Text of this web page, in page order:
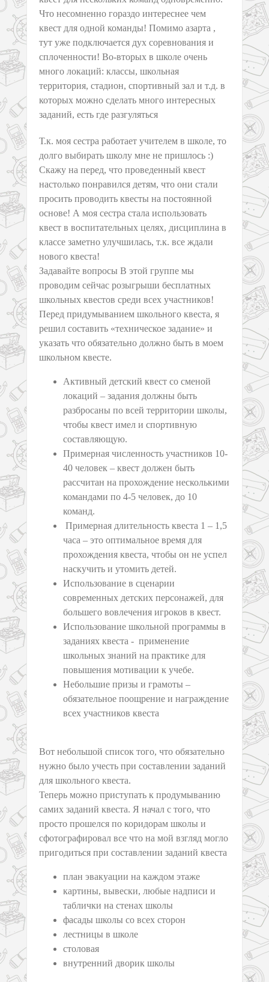
Что несомненно гораздо интереснее чем
квест для одной команды! Помимо азарта ,
тут уже подключается дух соревнования и
сплоченности! Во-вторых в школе очень
много локаций: классы, школьная
территория, стадион, спортивный зал и т.д. в
которых можно сделать много интересных
заданий, есть где разгуляться
Т.к. моя сестра работает учителем в школе, то
долго выбирать школу мне не пришлось :)
Скажу на перед, что проведенный квест
настолько понравился детям, что они стали
просить проводить квесты на постоянной
основе! А моя сестра стала использовать
квест в воспитательных целях, дисциплина в
классе заметно улучшилась, т.к. все ждали
нового квеста!
Задавайте вопросы В этой группе мы
проводим сейчас розыгрыши бесплатных
школьных квестов среди всех участников!
Перед придумыванием школьного квеста, я
решил составить «техническое задание» и
указать что обязательно должно быть в моем
школьном квесте.
Активный детский квест со сменой
локаций – задания должны быть
разбросаны по всей территории школы,
чтобы квест имел и спортивную
составляющую.
Примерная численность участников 10-
40 человек – квест должен быть
рассчитан на прохождение несколькими
командами по 4-5 человек, до 10
команд.
Примерная длительность квеста 1 – 1,5
часа – это оптимальное время для
прохождения квеста, чтобы он не успел
наскучить и утомить детей.
Использование в сценарии
современных детских персонажей, для
большего вовлечения игроков в квест.
Использование школьной программы в
заданиях квеста - применение
школьных знаний на практике для
повышения мотивации к учебе.
Небольшие призы и грамоты –
обязательное поощрение и награждение
всех участников квеста
Вот небольшой список того, что обязательно
нужно было учесть при составлении заданий
для школьного квеста.
Теперь можно приступать к продумыванию
самих заданий квеста. Я начал с того, что
просто прошелся по коридорам школы и
сфотографировал все что на мой взгляд могло
пригодиться при составлении заданий квеста
план эвакуации на каждом этаже
картины, вывески, любые надписи и
таблички на стенах школы
фасады школы со всех сторон
лестницы в школе
столовая
внутренний дворик школы